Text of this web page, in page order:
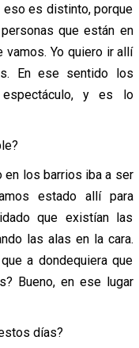
es distinto, porque
que están en
Yo quiero ir allí
En ese sentido los
y es lo
en los barrios iba a ser
estado allí para
que existían las
las alas en la cara.
a dondequiera que
Bueno, en ese lugar
días?